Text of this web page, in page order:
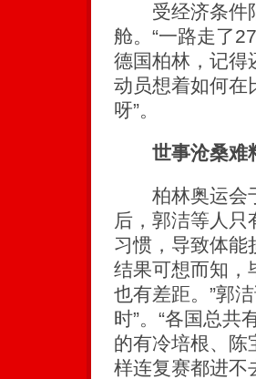
受经济条件限
舱。“一路走了
德国柏林，记得
动员想着如何在
呀”。
世事沧桑难
柏林奥运会于
后，郭洁等人只
习惯，导致体能
结果可想而知，
也有差距。”郭
时”。“各国总共
的有冷培根、陈
样连复赛都进不